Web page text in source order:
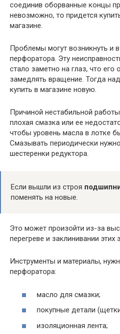
соединив оборванные концы
невозможно, то придется
магазине.
Проблемы могут возникнуть и
перфоратора. Эту
стало заметно на глаз, что его
замедлять вращение. Тогда
купить в магазине новую.
Причиной нестабильной
плохая смазка или ее
чтобы уровень масла в лотке
Смазывать периодически
шестеренки редуктора.
Если вышли из строя
поменять на новые.
Это может произойти из-за
перегреве и заклинивании этих
Инструменты и материалы,
перфоратора:
масло для смазки;
покупные детали
изоляционная лента;